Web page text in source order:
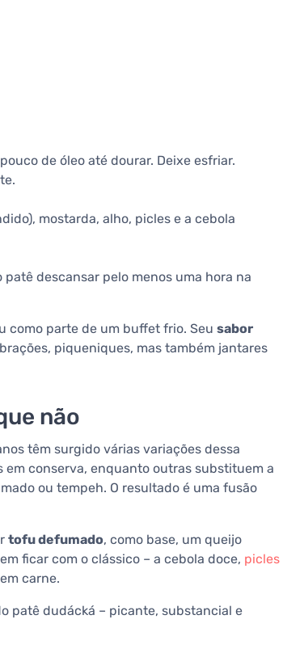
de óleo até dourar. Deixe esfriar.
mostarda, alho, picles e a cebola
descansar pelo menos uma hora na
como parte de um buffet frio. Seu sabor
piqueniques, mas também jantares
não
têm surgido várias variações dessa
conserva, enquanto outras substituem a
ou tempeh. O resultado é uma fusão
tofu defumado, como base, um queijo
ficar com o clássico – a cebola doce, picles
carne.
patê dudácká – picante, substancial e